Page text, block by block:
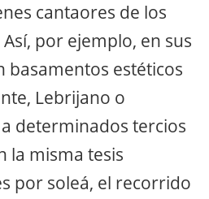
cantaores de los
por ejemplo, en sus
basamentos estéticos
Lebrijano o
determinados tercios
la misma tesis
por soleá, el recorrido